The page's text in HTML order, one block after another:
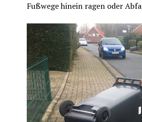
Fußwege hinein ragen oder